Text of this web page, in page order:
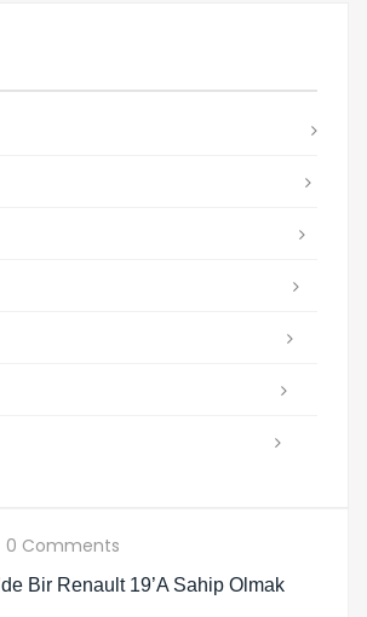
0 Comments
Bir Renault 19’a Sahip Olmak